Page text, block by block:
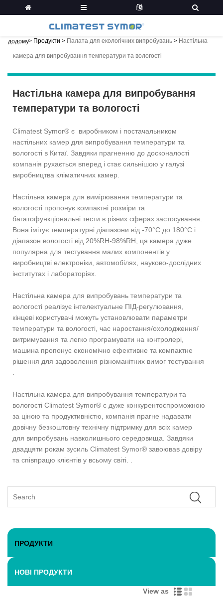
додому> Продукти > Палата для екологічних випробувань > Настільна
камера для випробування температури та вологості
Настільна камера для випробування
температури та вологості
Climatest Symor® є виробником і постачальником
настільних камер для випробування температури та
вологості в Китаї. Завдяки прагненню до досконалості
компанія рухається вперед і стає сильнішою у галузі
виробництва кліматичних камер.
Настільна камера для вимірювання температури та
вологості пропонує компактні розміри та
багатофункціональні тести в різних сферах застосування.
Вона імітує температурні діапазони від -70°C до 180°C і
діапазон вологості від 20%RH-98%RH, ця камера дуже
популярна для тестування малих компонентів у
виробництві електроніки, автомобілях, науково-дослідних
інститутах і лабораторіях.
Настільна камера для випробувань температури та
вологості реалізує інтелектуальне ПІД-регулювання,
кінцеві користувачі можуть установлювати параметри
температури та вологості, час наростання/охолодження/
витримування та легко програмувати на контролері,
машина пропонує економічно ефективне та компактне
рішення для задоволення різноманітних вимог тестування
Настільна камера для випробування температури та
вологості Climatest Symor® є дуже конкурентоспроможною
за ціною та продуктивністю, компанія прагне надавати
довічну безкоштовну технічну підтримку для всіх камер
для випробувань навколишнього середовища. Завдяки
двадцяти рокам зусиль Climatest Symor® завоював довіру
та співпрацю клієнтів у всьому світі. .
ПРОДУКТИ
НОВІ ПРОДУКТИ
View as